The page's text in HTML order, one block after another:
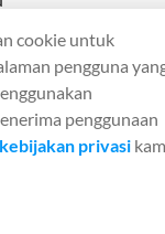
Ranktracker. All Rights
cookie untuk
pengguna
penggunaan
kebijakan privasi